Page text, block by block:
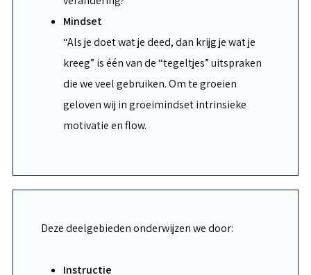
Mindset
“Als je doet wat je deed, dan krijg je wat je
kreeg” is één van de “tegeltjes” uitspraken
die we veel gebruiken. Om te groeien
geloven wij in groeimindset intrinsieke
motivatie en flow.
Deze deelgebieden onderwijzen we door:
Instructie